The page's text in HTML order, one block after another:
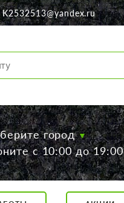
K2532513@yandex.ru
город
с 10:00 до 19:00